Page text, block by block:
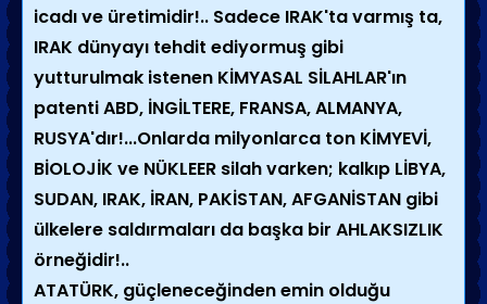
icadı ve üretimidir!.. Sadece IRAK'ta varmış ta,
IRAK dünyayı tehdit ediyormuş gibi
yutturulmak istenen KİMYASAL SİLAHLAR'ın
patenti ABD, İNGİLTERE, FRANSA, ALMANYA,
RUSYA'dır!...Onlarda milyonlarca ton KİMYEVİ,
BİOLOJİK ve NÜKLEER silah varken; kalkıp LİBYA,
SUDAN, IRAK, İRAN, PAKİSTAN, AFGANİSTAN gibi
ülkelere saldırmaları da başka bir AHLAKSIZLIK
örneğidir!..
ATATÜRK, güçleneceğinden emin olduğu